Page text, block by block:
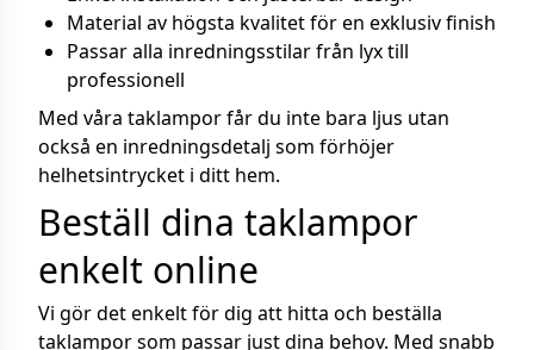
Material av högsta kvalitet för en exklusiv finish
Passar alla inredningsstilar från lyx till
professionell
Med våra taklampor får du inte bara ljus utan
också en inredningsdetalj som förhöjer
helhetsintrycket i ditt hem.
Beställ dina taklampor
enkelt online
Vi gör det enkelt för dig att hitta och beställa
taklampor som passar just dina behov. Med snabb